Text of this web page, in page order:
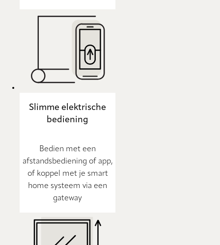
Slimme elektrische
bediening
Bedien met een
afstandsbediening of app,
of koppel met je smart
home systeem via een
gateway